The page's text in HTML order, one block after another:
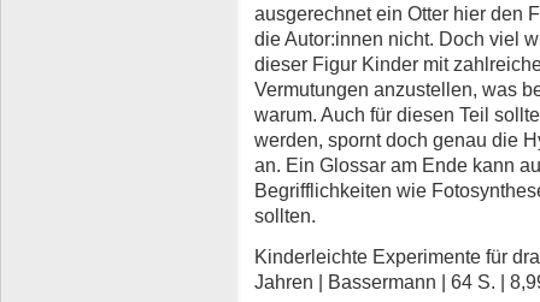
ausgerechnet ein Otter hier den
die Autor:innen nicht. Doch viel
dieser Figur Kinder mit
Vermutungen anzustellen, was
warum. Auch für diesen Teil
werden, spornt doch genau die
an. Ein Glossar am Ende kann
Begrifflichkeiten wie
sollten.
Kinderleichte Experimente für
Jahren | Bassermann | 64 S. |